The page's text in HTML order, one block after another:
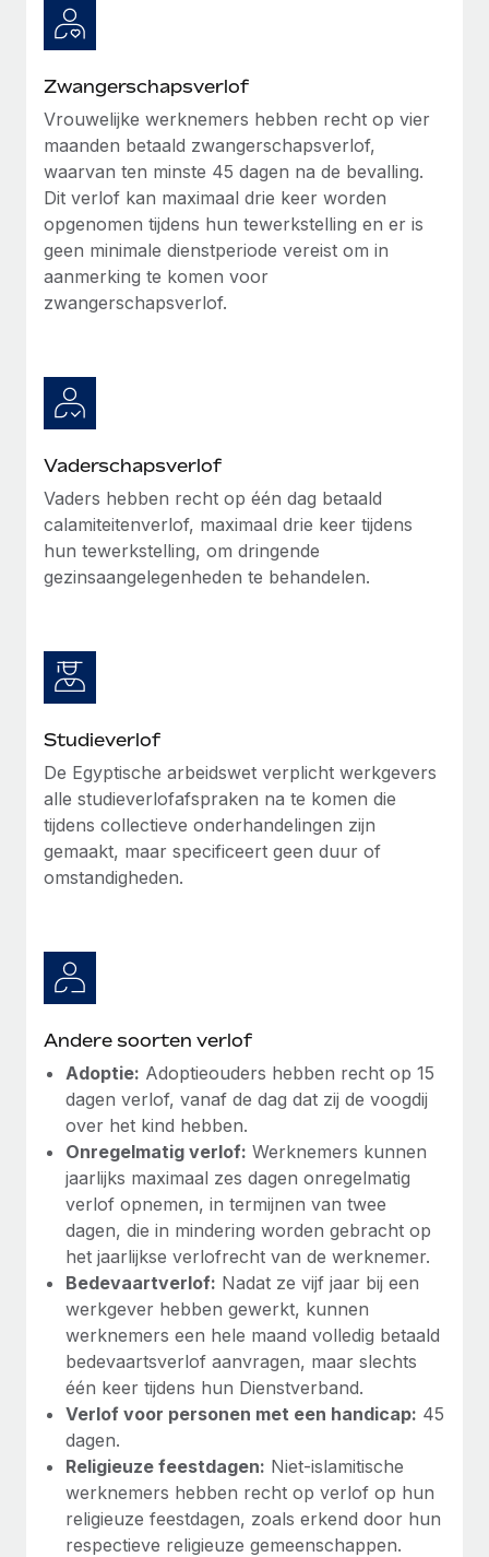
Zwangerschapsverlof
Vrouwelijke werknemers hebben recht op vier
maanden betaald zwangerschapsverlof,
waarvan ten minste 45 dagen na de bevalling.
Dit verlof kan maximaal drie keer worden
opgenomen tijdens hun tewerkstelling en er is
geen minimale dienstperiode vereist om in
aanmerking te komen voor
zwangerschapsverlof.
Vaderschapsverlof
Vaders hebben recht op één dag betaald
calamiteitenverlof, maximaal drie keer tijdens
hun tewerkstelling, om dringende
gezinsaangelegenheden te behandelen.
Studieverlof
De Egyptische arbeidswet verplicht werkgevers
alle studieverlofafspraken na te komen die
tijdens collectieve onderhandelingen zijn
gemaakt, maar specificeert geen duur of
omstandigheden.
Andere soorten verlof
Adoptie: Adoptieouders hebben recht op 15
dagen verlof, vanaf de dag dat zij de voogdij
over het kind hebben.
Onregelmatig verlof: Werknemers kunnen
jaarlijks maximaal zes dagen onregelmatig
verlof opnemen, in termijnen van twee
dagen, die in mindering worden gebracht op
het jaarlijkse verlofrecht van de werknemer.
Bedevaartverlof: Nadat ze vijf jaar bij een
werkgever hebben gewerkt, kunnen
werknemers een hele maand volledig betaald
bedevaartsverlof aanvragen, maar slechts
één keer tijdens hun Dienstverband.
Verlof voor personen met een handicap: 45
dagen.
Religieuze feestdagen: Niet-islamitische
werknemers hebben recht op verlof op hun
religieuze feestdagen, zoals erkend door hun
respectieve religieuze gemeenschappen.